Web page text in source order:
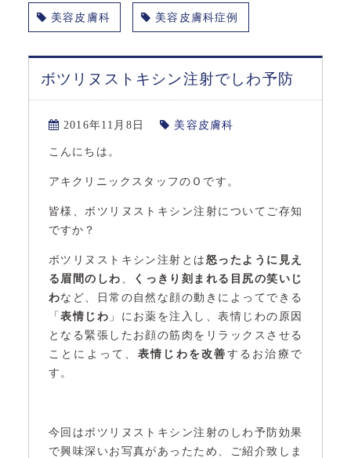
美容皮膚科 美容皮膚科症例
ボツリヌストキシン注射でしわ予防
2016年11月8日 美容皮膚科
こんにちは。
アキクリニックスタッフのＯです。
皆様、ボツリヌストキシン注射についてご存知
ですか？
ボツリヌストキシン注射とは 怒ったように見え
る眉間のしわ 、
くっきり刻まれる目尻の笑いじ
わなど、日常の自然な顔の動きによってできる
「表情じわ 」にお薬を注入し、表情じわの原因
となる緊張したお顔の筋肉をリラックスさせる
ことによって、 表情じわを改善 するお治療で
す。
今回はボツリヌストキシン注射のしわ予防効果
で興味深いお写真があったため、ご紹介致しま